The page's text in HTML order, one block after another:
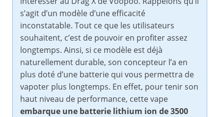
s’agit d’un modèle d’une efficacité
inconstatable. Tout ce que les utilisateurs
souhaitent, c’est de pouvoir en profiter assez
longtemps. Ainsi, si ce modèle est déjà
naturellement durable, son concepteur l’a en
plus doté d’une batterie qui vous permettra de
vapoter plus longtemps. En effet, pour tenir son
haut niveau de performance, cette vape
embarque une batterie lithium ion de 3500